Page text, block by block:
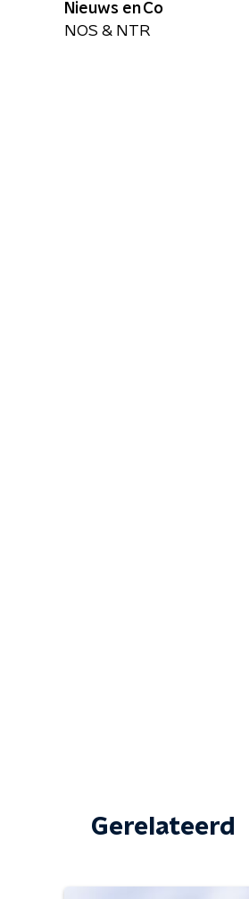
Nieuws en Co
NOS & NTR
Gerelateerd